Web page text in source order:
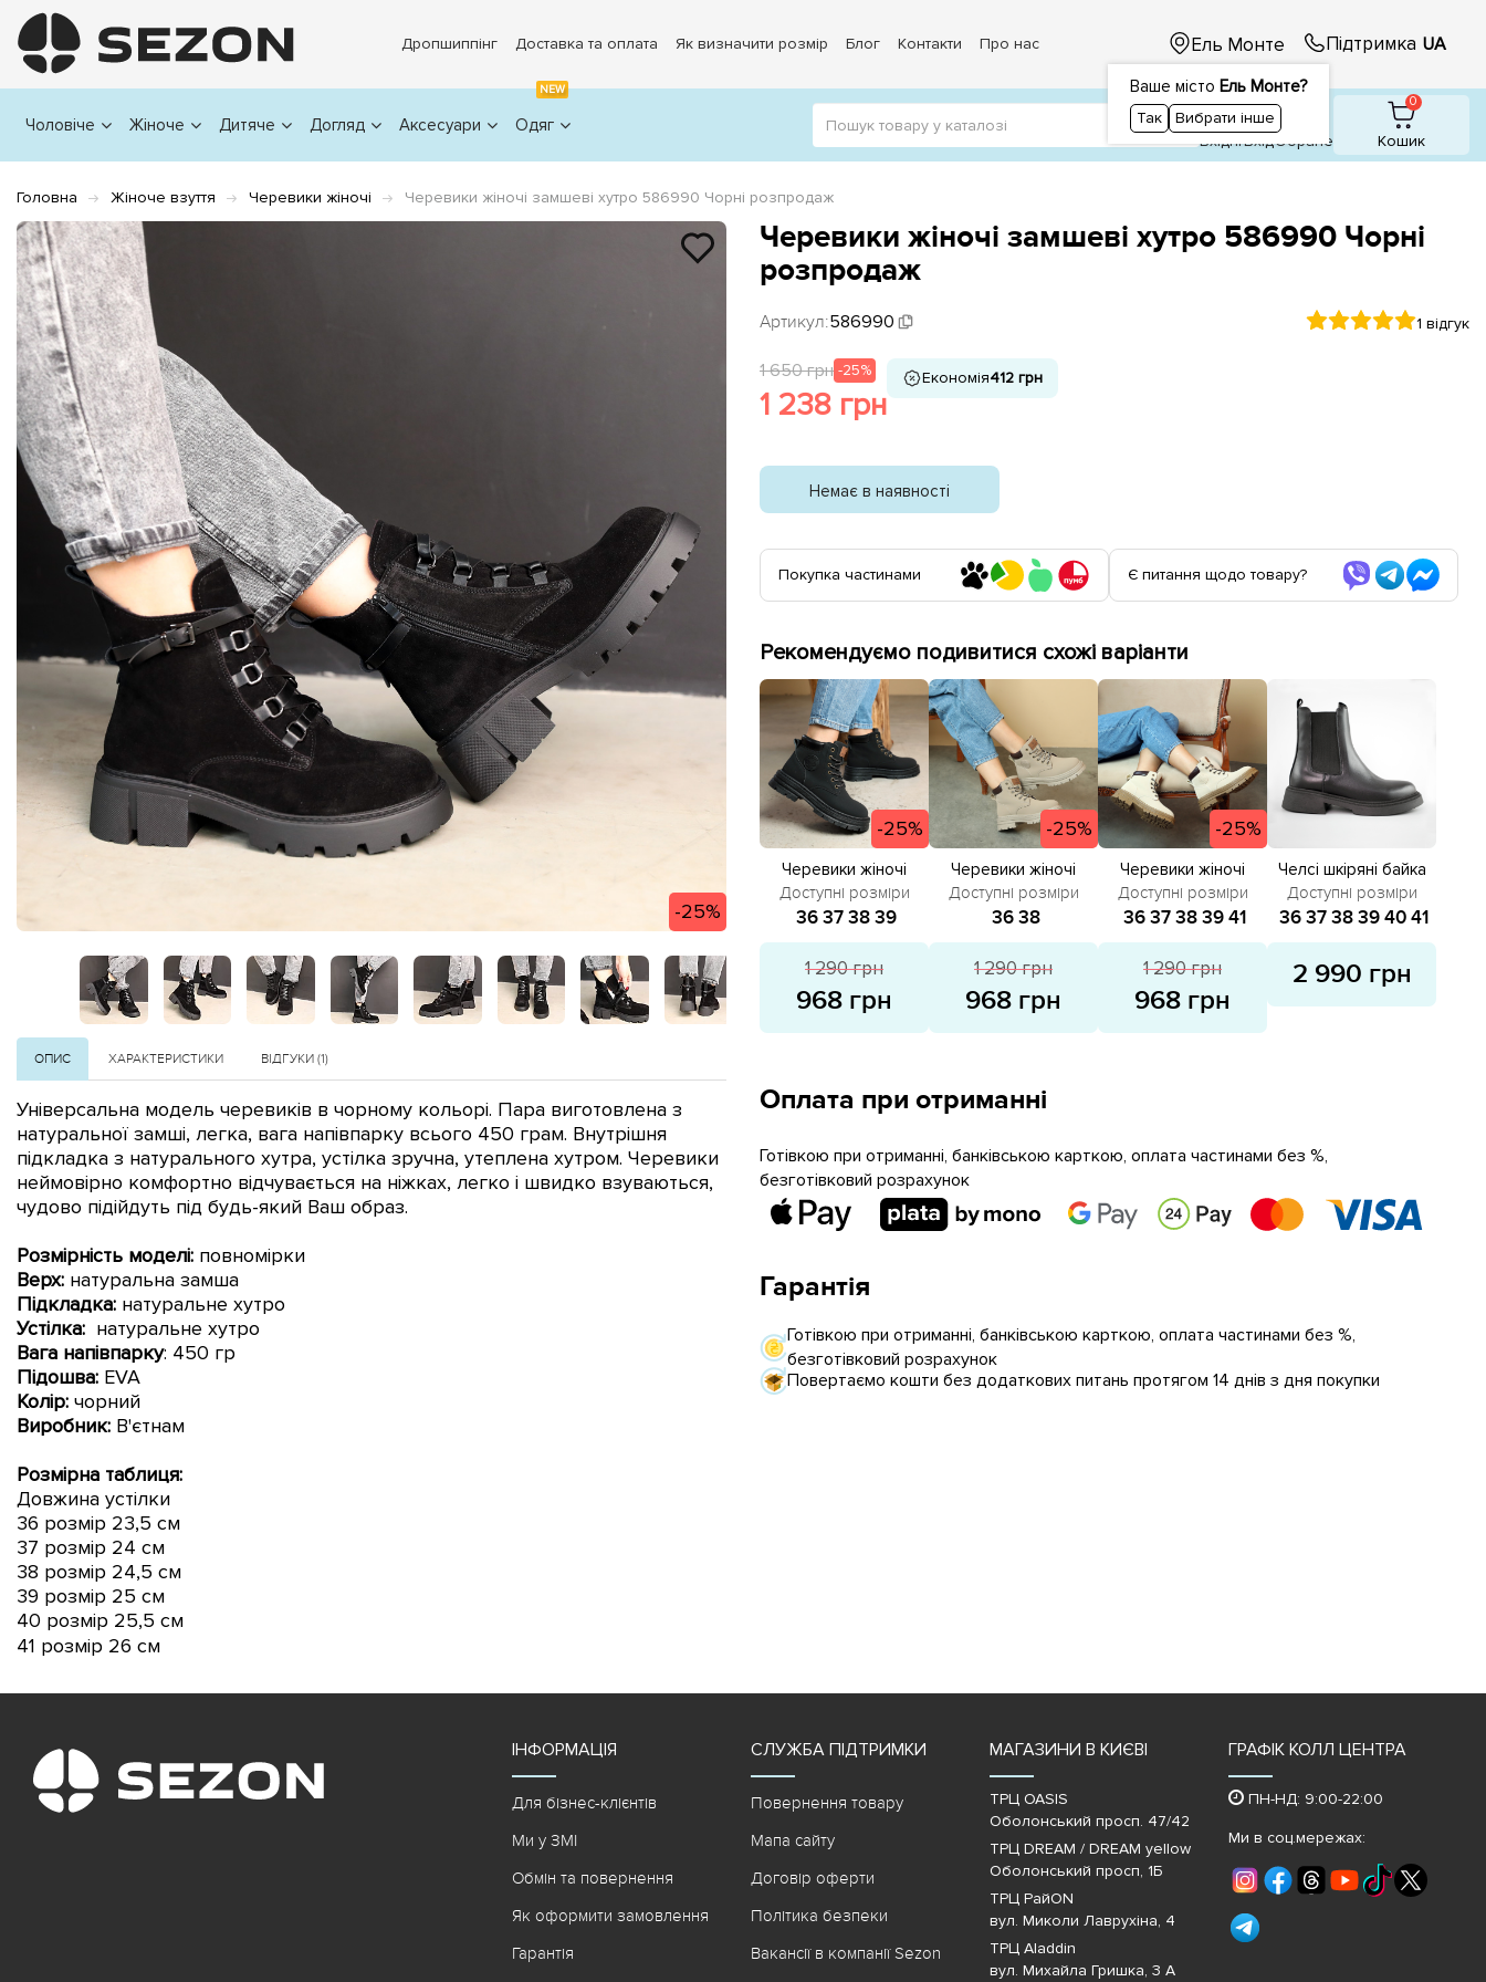
Дропшиппінг Доставка та оплата Як визначити розмір Блог Контакти Про нас Ель Монте
Ваше місто Ель Монте?
Так Вибрати інше
Підтримка UA
Чоловіче Жіноче Дитяче Догляд Аксесуари
NEW
Одяг
1
ВхідніВхiдОбране
0
Кошик
Головна Жіноче взуття Черевики жіночі Черевики жіночі замшеві хутро 586990 Чорні розпродаж
-25%
Черевики жіночі замшеві хутро 586990 Чорні
розпродаж
Артикул:586990 1 відгук
1 650 грн -25%
1 238 грн
Економія412 грн
Немає в наявності
Покупка частинами Є питання щодо товару?
Рекомендуємо подивитися схожі варіанти
-25%
Черевики жіночі
586267 Чорні
розпродаж
Доступні розміри
36373839
1 290 грн
968 грн
-25%
Черевики жіночі
586266 Сірі
розпродаж
Доступні розміри
36 38
1 290 грн
968 грн
-25%
Черевики жіночі
586268 Світло-
бежеві розпродаж
Доступні розміри
3637383941
1 290 грн
968 грн
Челсі шкіряні байка
586374 Чорні
Доступні розміри
363738394041
2 990 грн
Оплата при отриманні
Готівкою при отриманні, банківською карткою, оплата частинами без %,
безготівковий розрахунок
Гарантія
Готівкою при отриманні, банківською карткою, оплата частинами без %,
безготівковий розрахунок
Повертаємо кошти без додаткових питань протягом 14 днів з дня покупки
ОПИС ХАРАКТЕРИСТИКИ ВІДГУКИ (1)
Універсальна модель черевиків в чорному кольорі. Пара виготовлена з
натуральної замші, легка, вага напівпарку всього 450 грам. Внутрішня
підкладка з натурального хутра, устілка зручна, утеплена хутром. Черевики
неймовірно комфортно відчувається на ніжках, легко і швидко взуваються,
чудово підійдуть під будь-який Ваш образ.
Розмірність моделі: повномірки
Верх: натуральна замша
Підкладка: натуральне хутро
Устілка: натуральне хутро
Вага напівпарку: 450 гр
Підошва: EVA
Колір: чорний
Виробник: В'єтнам
Розмірна таблиця:
Довжина устілки
36 розмір 23,5 см
37 розмір 24 см
38 розмір 24,5 см
39 розмір 25 см
40 розмір 25,5 см
41 розмір 26 см
ІНФОРМАЦІЯ
Для бізнес-клієнтів
Ми у ЗМІ
Обмін та повернення
Як оформити замовлення
Гарантія
СЛУЖБА ПІДТРИМКИ
Повернення товару
Мапа сайту
Договір оферти
Політика безпеки
Вакансії в компанії Sezon
МАГАЗИНИ В КИЄВІ
ТРЦ OASIS
Оболонський просп. 47/42
ТРЦ DREAM / DREAM yellow
Оболонський просп, 1Б
ТРЦ РайON
вул. Миколи Лаврухіна, 4
ТРЦ Aladdin
вул. Михайла Гришка, 3 А
ГРАФІК КОЛЛ ЦЕНТРА
ПН-НД: 9:00-22:00
Ми в соц.мережах: